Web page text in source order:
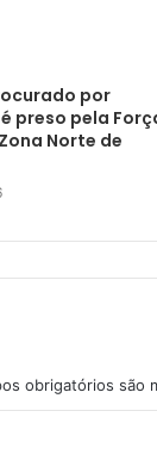
por
preso pela
Norte de
obrigatórios são